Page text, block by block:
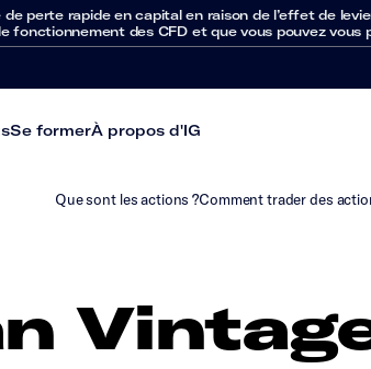
perte rapide en capital en raison de l’effet de
fonctionnement des CFD et que vous pouvez
Se formerÀ propos d'IG
Que sont les actions ?Comment trader des